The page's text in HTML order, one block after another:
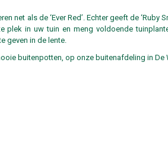
net als de ‘Ever Red’. Echter geeft de ‘Ruby
plek in uw tuin en meng voldoende
geven in de lente.
buitenpotten, op onze buitenafdeling in De